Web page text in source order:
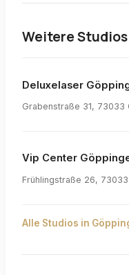
Weitere
Deluxelaser
Grabenstraße 31, 73033
Vip Center
Frühlingstraße 26,
Alle Studios in